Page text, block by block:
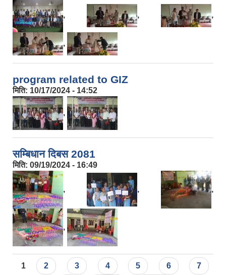
, , ,
,
program related to GIZ
मिति: 10/17/2024 - 14:52
,
सम्बिधान दिबस 2081
मिति: 09/19/2024 - 16:49
, , ,
,
Pages
1 2 3 4 5 6
7